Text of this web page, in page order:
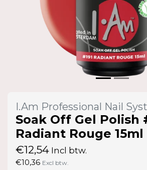
I.Am Professional Nail
Soak Off Gel Polish
Radiant Rouge 15ml
€12,54 Incl btw.
€10,36 Excl btw.